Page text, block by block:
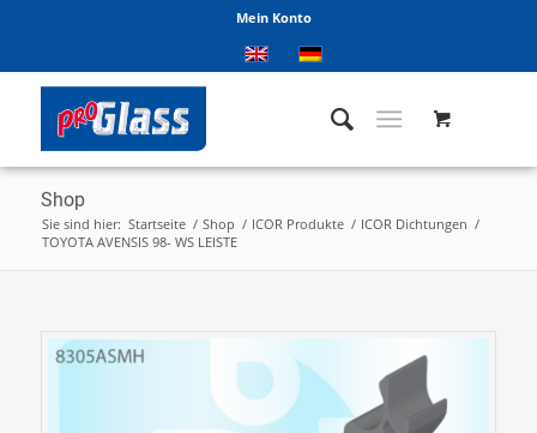
Mein Konto
Shop
Sie sind hier: Startseite / Shop / ICOR Produkte / ICOR Dichtungen /
TOYOTA AVENSIS 98- WS LEISTE